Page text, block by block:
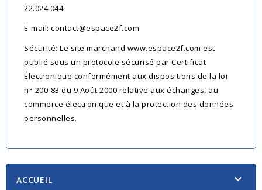
22.024.044
E-mail: contact@espace2f.com
Sécurité: Le site marchand www.espace2f.com est
publié sous un protocole sécurisé par Certificat
Électronique conformément aux dispositions de la loi
n° 200-83 du 9 Août 2000 relative aux échanges, au
commerce électronique et à la protection des données
personnelles.
ACCUEIL 